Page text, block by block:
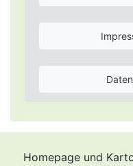
Homepage und